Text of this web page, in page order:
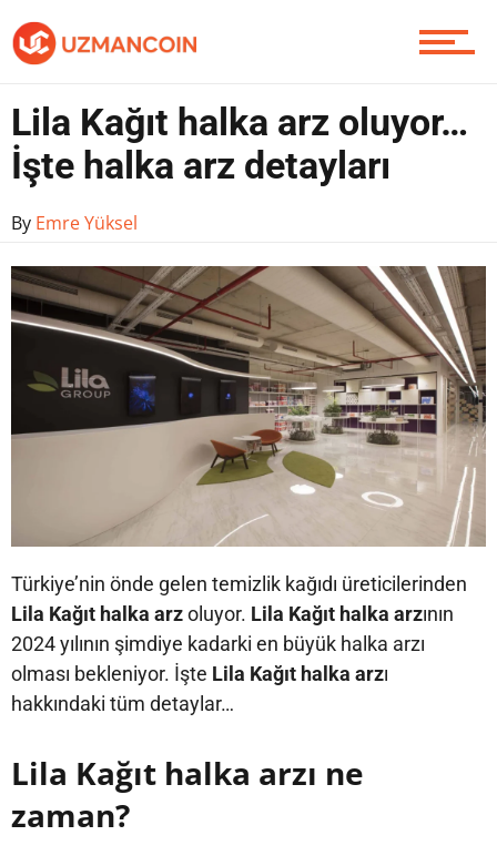
Piyasa
Soru Sor
Lila Kağıt halka arz oluyor…
İşte halka arz detayları
By Emre Yüksel
Türkiye’nin önde gelen temizlik kağıdı üreticilerinden
Lila Kağıt halka arzoluyor. Lila Kağıt halka arzının
2024 yılının şimdiye kadarki en büyük halka arzı
olması bekleniyor. İşte Lila Kağıt halka arzı
hakkındaki tüm detaylar…
Lila Kağıt halka arzı ne
zaman?